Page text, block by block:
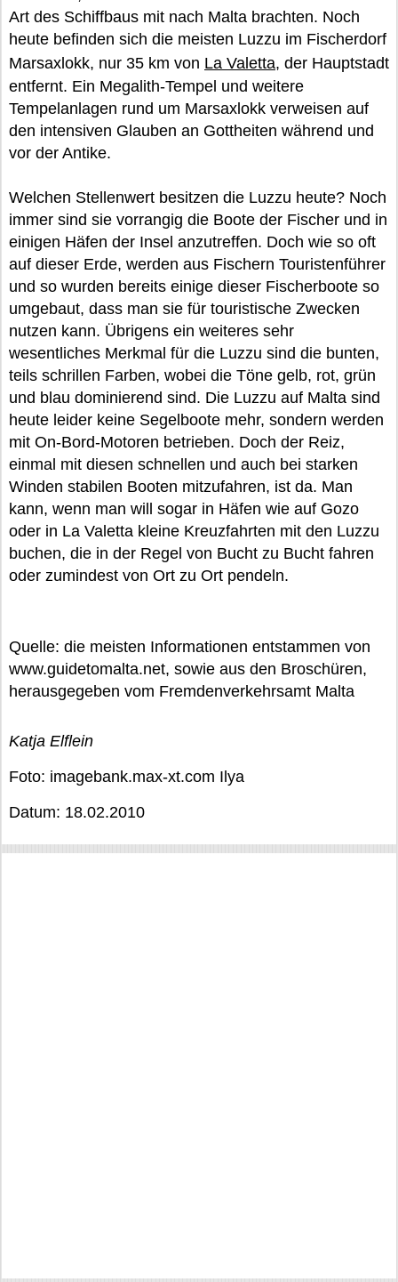
Art des Schiffbaus mit nach Malta brachten. Noch
heute befinden sich die meisten Luzzu im Fischerdorf
Marsaxlokk, nur 35 km von La Valetta, der Hauptstadt
entfernt. Ein Megalith-Tempel und weitere
Tempelanlagen rund um Marsaxlokk verweisen auf
den intensiven Glauben an Gottheiten während und
vor der Antike.
Welchen Stellenwert besitzen die Luzzu heute? Noch
immer sind sie vorrangig die Boote der Fischer und in
einigen Häfen der Insel anzutreffen. Doch wie so oft
auf dieser Erde, werden aus Fischern Touristenführer
und so wurden bereits einige dieser Fischerboote so
umgebaut, dass man sie für touristische Zwecken
nutzen kann. Übrigens ein weiteres sehr
wesentliches Merkmal für die Luzzu sind die bunten,
teils schrillen Farben, wobei die Töne gelb, rot, grün
und blau dominierend sind. Die Luzzu auf Malta sind
heute leider keine Segelboote mehr, sondern werden
mit On-Bord-Motoren betrieben. Doch der Reiz,
einmal mit diesen schnellen und auch bei starken
Winden stabilen Booten mitzufahren, ist da. Man
kann, wenn man will sogar in Häfen wie auf Gozo
oder in La Valetta kleine Kreuzfahrten mit den Luzzu
buchen, die in der Regel von Bucht zu Bucht fahren
oder zumindest von Ort zu Ort pendeln.
Quelle: die meisten Informationen entstammen von
www.guidetomalta.net, sowie aus den Broschüren,
herausgegeben vom Fremdenverkehrsamt Malta
Katja Elflein
Foto: imagebank.max-xt.com Ilya
Datum: 18.02.2010